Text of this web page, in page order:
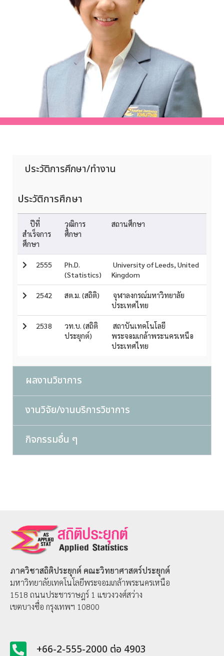
ประวัติการศึกษา/ทำงาน
ประวัติการศึกษา
ปีที่
สำเร็จการ
ศึกษา
วุฒิการ
ศึกษา
สถานศึกษา
2555
Ph.D.
(Statistics)
University of Leeds, United
Kingdom
2542 สต.ม. (สถิติ)
จุฬาลงกรณ์มหาวิทยาลัย
ประเทศไทย
2538
วท.บ. (สถิติ
ประยุกต์)
สถาบันเทคโนโลยี
พระจอมเกล้าพระนครเหนือ
ประเทศไทย
ผลงานวิชาการ
งานวิจัย/งานบริการวิชาการ
กิจกรรมอื่น ๆ
ภาควิชาสถิติประยุกต์ คณะวิทยาศาสตร์ประยุกต์
มหาวิทยาลัยเทคโนโลยีพระจอมเกล้าพระนครเหนือ
1518 ถนนประชาราษฎร์ 1 แขวงวงศ์สว่าง
เขตบางซื่อ กรุงเทพฯ 10800
+66-2-555-2000 ต่อ 4903